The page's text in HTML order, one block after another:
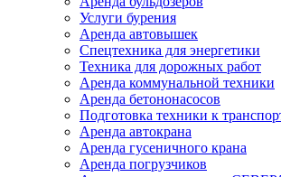
Услуги бурения
Аренда автовышек
Спецтехника для энергетики
Техника для дорожных работ
Аренда коммунальной техники
Аренда бетононасосов
Подготовка техники к
Аренда автокрана
Аренда гусеничного крана
Аренда погрузчиков